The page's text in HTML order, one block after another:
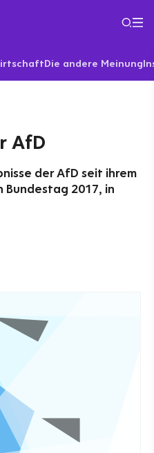
Die andere Meinung
AfD
der AfD seit ihrem
Bundestag 2017, in